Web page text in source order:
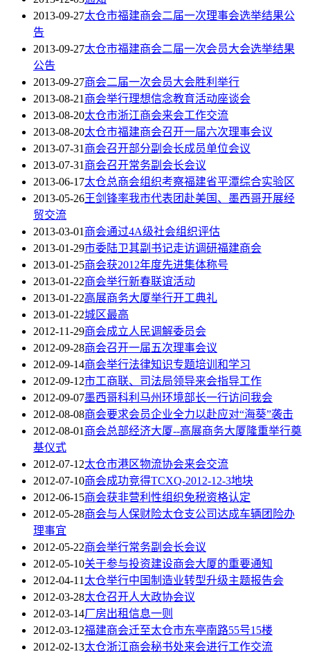
2013-09-27太仓市福建商会二届一次理事会选举结果公
告
2013-09-27太仓市福建商会二届一次会员大会选举结果
公告
2013-09-27商会二届一次会员大会胜利举行
2013-08-21商会举行理想信念教育活动座谈会
2013-08-20太仓市浙江商会来会工作交流
2013-08-20太仓市福建商会召开一届六次理事会议
2013-07-31商会召开部分副会长成员单位会议
2013-07-31商会召开常务副会长会议
2013-06-17太仓总商会组织考察福建省平潭综合实验区
2013-05-26王剑锋率我市代表团赴美国、墨西哥开展经
贸交流
2013-03-01商会通过4A级社会组织评估
2013-01-29市委陆卫其副书记走访调研福建商会
2013-01-25商会获2012年度先进集体称号
2013-01-22商会举行新春联谊活动
2013-01-22高展商务大厦举行开工典礼
2013-01-22城区最高
2012-11-29商会成立人民调解委员会
2012-09-28商会召开一届五次理事会议
2012-09-14商会举行法律知识专题培训和学习
2012-09-12市工商联、司法局领导来会指导工作
2012-09-07墨西哥科利马州环境部长一行访问我会
2012-08-08商会要求会员企业全力以赴应对“海葵”袭击
2012-08-01商会总部经济大厦--高展商务大厦隆重举行奠
基仪式
2012-07-12太仓市港区物流协会来会交流
2012-07-10商会成功竞得TCXQ-2012-12-3地块
2012-06-15商会获非营利性组织免税资格认定
2012-05-28商会与人保财险太仓支公司达成车辆团险办
理事宜
2012-05-22商会举行常务副会长会议
2012-05-10关于参与投资建设商会大厦的重要通知
2012-04-11太仓举行中国制造业转型升级主题报告会
2012-03-28太仓召开人大政协会议
2012-03-14厂房出租信息一则
2012-03-12福建商会迁至太仓市东亭南路55号15楼
2012-02-13太仓浙江商会秘书处来会进行工作交流